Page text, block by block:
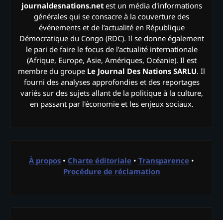
journaldesnations.netest un média d'informations
générales qui se consacre à la couverture des
événements et de l’actualité en République
Démocratique du Congo (RDC). Il se donne également
le pari de faire le focus de l’actualité internationale
(Afrique, Europe, Asie, Amériques, Océanie). Il est
membre du groupe Le Journal Des Nations SARLU. Il
fourni des analyses approfondies et des reportages
variés sur des sujets allant de la politique à la culture,
en passant par l'économie et les enjeux sociaux.
À propos • Charte éditoriale • Transparence •
Procédure de réclamation